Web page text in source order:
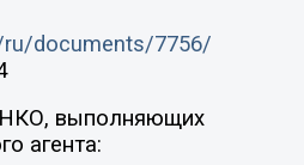
documents/7756/
НКО, выполняющих
агента: